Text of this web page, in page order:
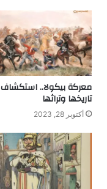
معركة بيكولا.. استكشاف
تاريخها وتراثها
أكتوبر 28, 2023